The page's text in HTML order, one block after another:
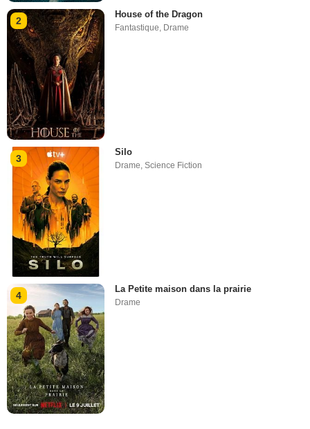
2
House of the Dragon
Fantastique, Drame
3
Silo
Drame ,Science Fiction
4
La Petite maison dans la prairie
Drame